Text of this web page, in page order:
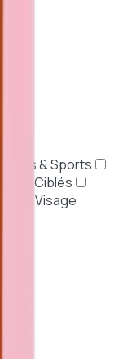
& Sports
Soins Ciblés
du Visage